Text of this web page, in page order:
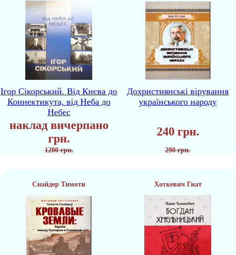
Ігор Сікорський. Від Києва до
Коннектикута, від Неба до
Небес
Дохристиянські вірування
українського народу
наклад вичерпано
грн.
240 грн.
1200 грн. 290 грн.
Снайдер Тимоти Хоткевич Гнат